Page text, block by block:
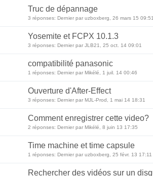
Truc de dépannage
3 réponses: Dernier par uzboxberg, 26 mars 15 09:51
Yosemite et FCPX 10.1.3
3 réponses: Dernier par JLB21, 25 oct. 14 09:01
compatibilité panasonic
1 réponses: Dernier par Mikélé, 1 juil. 14 00:46
Ouverture d'After-Effect
3 réponses: Dernier par MJL-Prod, 1 mai 14 18:31
Comment enregistrer cette video?
2 réponses: Dernier par Mikélé, 8 juin 13 17:35
Time machine et time capsule
1 réponses: Dernier par uzboxberg, 25 févr. 13 17:11
Rechercher des vidéos sur un